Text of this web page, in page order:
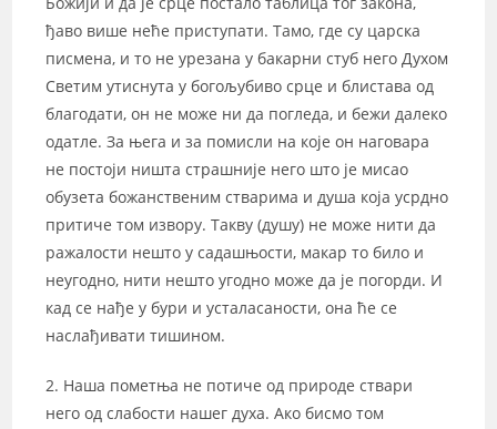
ђаво више неће приступати. Тамо, где су царска
писмена, и то не урезана у бакарни стуб него Духом
Светим утиснута у богољубиво срце и блистава од
благодати, он не може ни да погледа, и бежи далеко
одатле. За њега и за помисли на које он наговара
не постоји ништа страшније него што је мисао
обузета божанственим стварима и душа која усрдно
притиче том извору. Такву (душу) не може нити да
ражалости нешто у садашњости, макар то било и
неугодно, нити нешто угодно може да је погорди. И
кад се нађе у бури и усталасаности, она ће се
наслађивати тишином.
2. Наша пометња не потиче од природе ствари
него од слабости нашег духа. Ако бисмо том